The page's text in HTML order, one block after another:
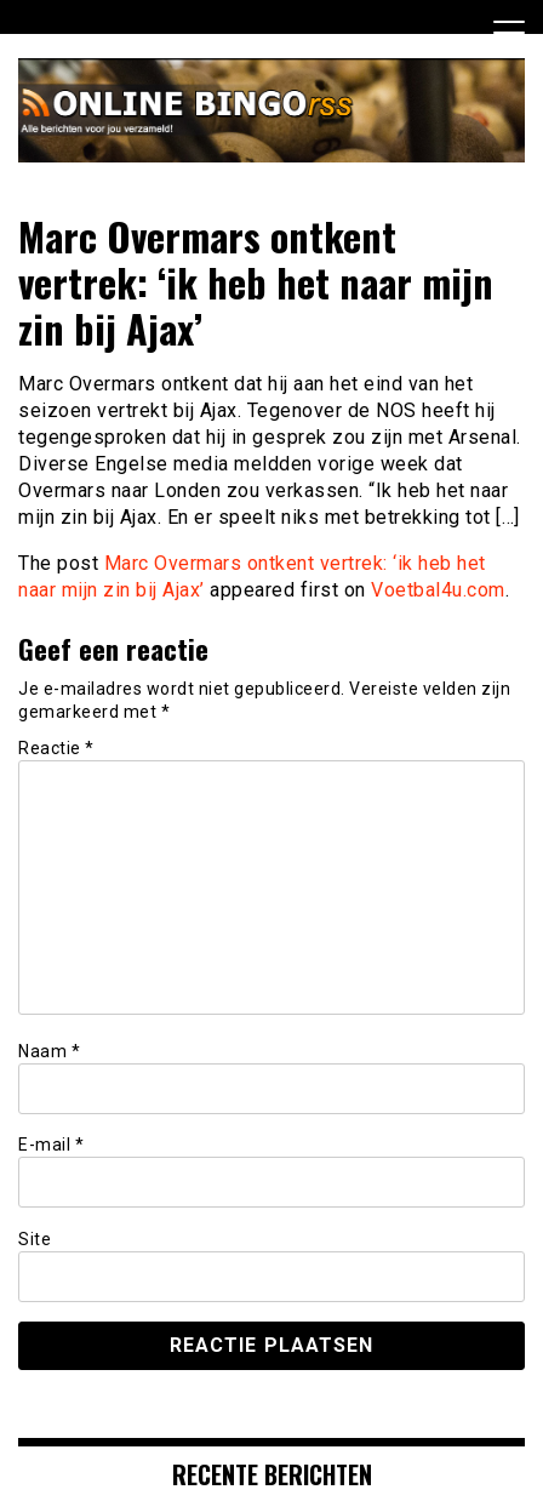
naar
inhoud
Online Bingo RSS
verzameld
Marc Overmars ontkent
vertrek: ‘ik heb het naar mijn
zin bij Ajax’
Marc Overmars ontkent dat hij aan het eind van het
seizoen vertrekt bij Ajax. Tegenover de NOS heeft hij
tegengesproken dat hij in gesprek zou zijn met Arsenal.
Diverse Engelse media meldden vorige week dat
Overmars naar Londen zou verkassen. “Ik heb het naar
mijn zin bij Ajax. En er speelt niks met betrekking tot […]
The post Marc Overmars ontkent vertrek: ‘ik heb het
naar mijn zin bij Ajax’ appeared first on Voetbal4u.com.
Geef een reactie
Je e-mailadres wordt niet gepubliceerd. Vereiste velden zijn
gemarkeerd met *
Reactie *
Naam *
E-mail *
Site
RECENTE BERICHTEN